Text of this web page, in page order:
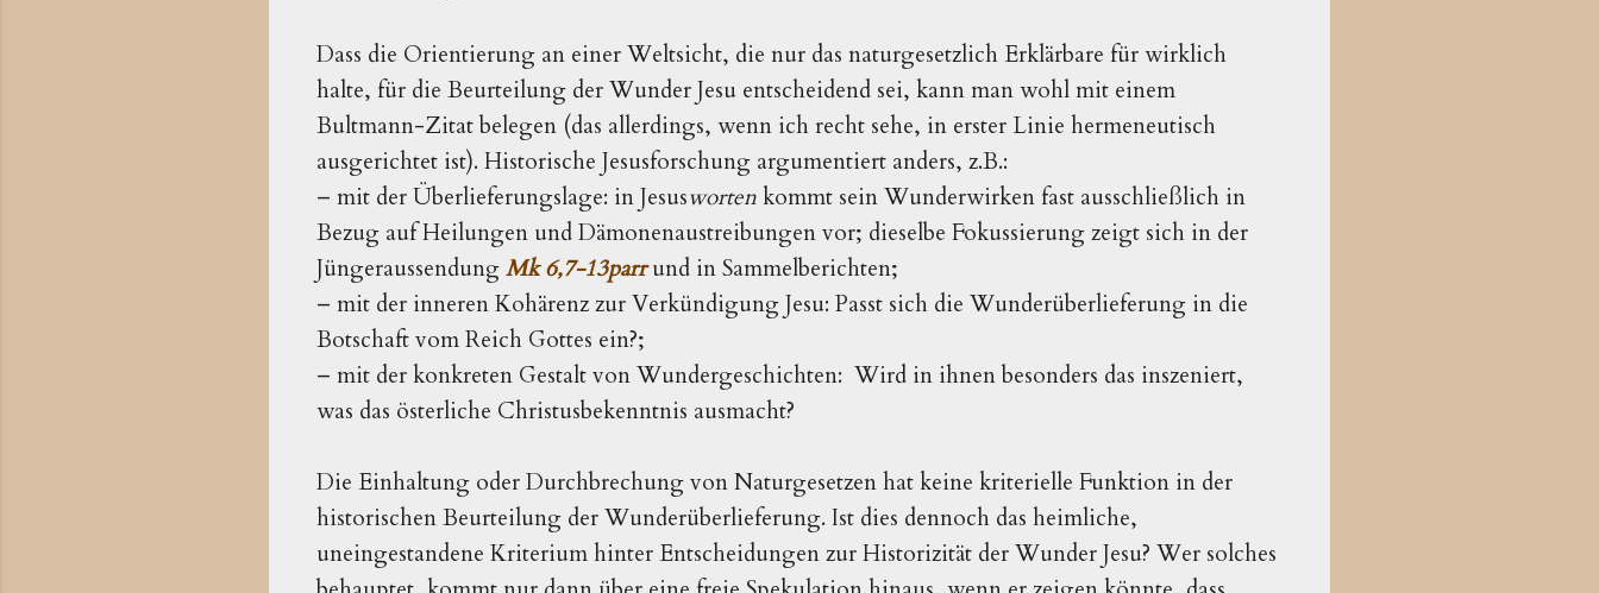
Dass die Orientierung an einer Weltsicht, die nur das naturgesetzlich Erklärbare für wirklich
halte, für die Beurteilung der Wunder Jesu entscheidend sei, kann man wohl mit einem
Bultmann-Zitat belegen (das allerdings, wenn ich recht sehe, in erster Linie hermeneutisch
ausgerichtet ist). Historische Jesusforschung argumentiert anders, z.B.:
– mit der Überlieferungslage: in Jesuswortenkommt sein Wunderwirken fast ausschließlich in
Bezug auf Heilungen und Dämonenaustreibungen vor; dieselbe Fokussierung zeigt sich in der
JüngeraussendungMk 6,7-13parrund in Sammelberichten;
– mit der inneren Kohärenz zur Verkündigung Jesu: Passt sich die Wunderüberlieferung in die
Botschaft vom Reich Gottes ein?;
– mit der konkreten Gestalt von Wundergeschichten: Wird in ihnen besonders das inszeniert,
was das österliche Christusbekenntnis ausmacht?
Die Einhaltung oder Durchbrechung von Naturgesetzen hat keine kriterielle Funktion in der
historischen Beurteilung der Wunderüberlieferung. Ist dies dennoch das heimliche,
uneingestandene Kriterium hinter Entscheidungen zur Historizität der Wunder Jesu? Wer solches